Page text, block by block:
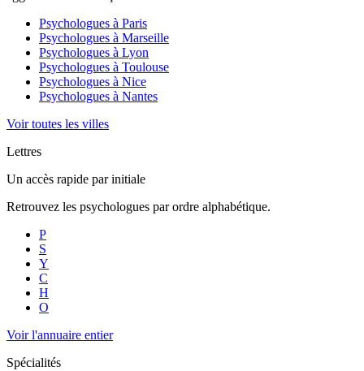
Psychologues à Paris
Psychologues à Marseille
Psychologues à Lyon
Psychologues à Toulouse
Psychologues à Nice
Psychologues à Nantes
Voir toutes les villes
Lettres
Un accès rapide par initiale
Retrouvez les psychologues par ordre alphabétique.
P
S
Y
C
H
O
Voir l'annuaire entier
Spécialités